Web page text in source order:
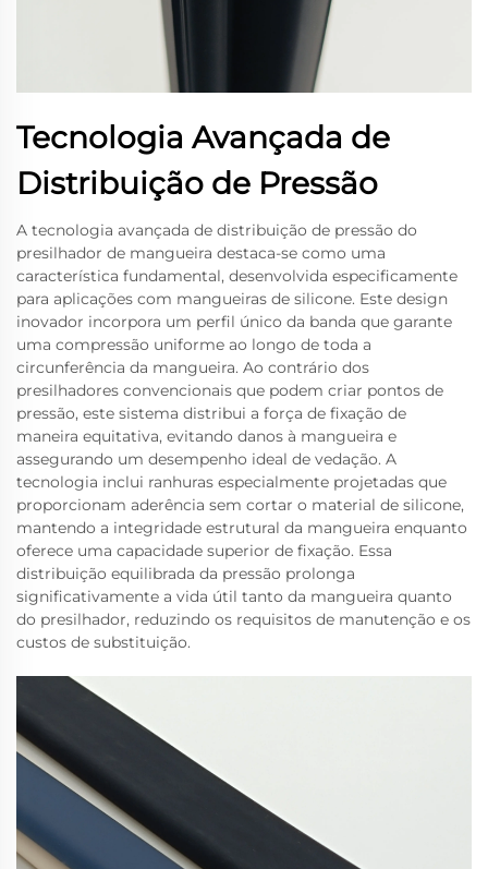
Tecnologia Avançada de
Distribuição de Pressão
A tecnologia avançada de distribuição de pressão do
presilhador de mangueira destaca-se como uma
característica fundamental, desenvolvida especificamente
para aplicações com mangueiras de silicone. Este design
inovador incorpora um perfil único da banda que garante
uma compressão uniforme ao longo de toda a
circunferência da mangueira. Ao contrário dos
presilhadores convencionais que podem criar pontos de
pressão, este sistema distribui a força de fixação de
maneira equitativa, evitando danos à mangueira e
assegurando um desempenho ideal de vedação. A
tecnologia inclui ranhuras especialmente projetadas que
proporcionam aderência sem cortar o material de silicone,
mantendo a integridade estrutural da mangueira enquanto
oferece uma capacidade superior de fixação. Essa
distribuição equilibrada da pressão prolonga
significativamente a vida útil tanto da mangueira quanto
do presilhador, reduzindo os requisitos de manutenção e os
custos de substituição.